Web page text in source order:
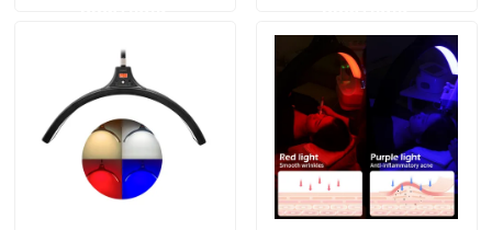
Σχετικά με εμάς
Επισκεψή εργοστασίου